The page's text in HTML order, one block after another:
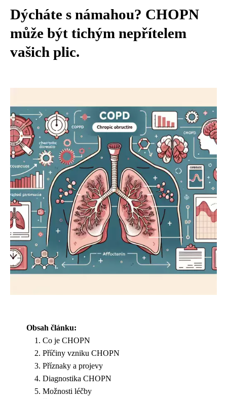
Dýcháte s námahou? CHOPN
může být tichým nepřítelem
vašich plic.
Obsah článku:
Co je CHOPN
Příčiny vzniku CHOPN
Příznaky a projevy
Diagnostika CHOPN
Možnosti léčby